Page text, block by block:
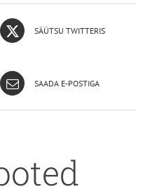
SÄÜTSU TWITTERIS
SAADA E-POSTIGA